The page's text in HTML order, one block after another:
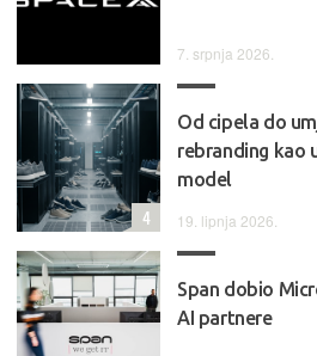
7. srpnja 2026.
Od cipela do
rebranding kao
model
19. lipnja 2026.
4
Span dobio
AI partnere